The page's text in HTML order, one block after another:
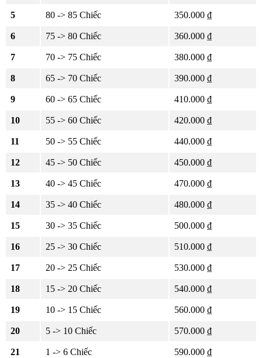
5 80 -> 85 Chiếc 350.000 ₫
6 75 -> 80 Chiếc 360.000 ₫
7 70 -> 75 Chiếc 380.000 ₫
8 65 -> 70 Chiếc 390.000 ₫
9 60 -> 65 Chiếc 410.000 ₫
10 55 -> 60 Chiếc 420.000 ₫
11 50 -> 55 Chiếc 440.000 ₫
12 45 -> 50 Chiếc 450.000 ₫
13 40 -> 45 Chiếc 470.000 ₫
14 35 -> 40 Chiếc 480.000 ₫
15 30 -> 35 Chiếc 500.000 ₫
16 25 -> 30 Chiếc 510.000 ₫
17 20 -> 25 Chiếc 530.000 ₫
18 15 -> 20 Chiếc 540.000 ₫
19 10 -> 15 Chiếc 560.000 ₫
20 5 -> 10 Chiếc 570.000 ₫
21 1 -> 6 Chiếc 590.000 ₫